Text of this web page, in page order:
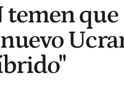
temen que